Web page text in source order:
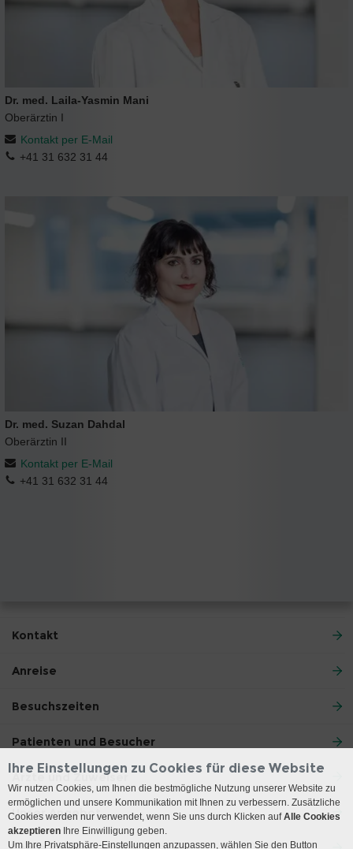
Dr. med. Laila-Yasmin Mani
Oberärztin I
Kontakt per E-Mail
+41 31 632 31 44
Dr. med. Suzan Dahdal
Oberärztin II
Kontakt per E-Mail
+41 31 632 31 44
Kontakt
Anreise
Besuchszeiten
Patienten und Besucher
Ärzte und Zuweiser
Unser Angebot
Ihre Einstellungen zu Cookies für diese Website
Wir nutzen Cookies, um Ihnen die bestmögliche Nutzung unserer Website zu
ermöglichen und unsere Kommunikation mit Ihnen zu verbessern. Zusätzliche
Cookies werden nur verwendet, wenn Sie uns durch Klicken aufAlle Cookies
akzeptieren Ihre Einwilligung geben.
Um Ihre Privatsphäre-Einstellungen anzupassen, wählen Sie den Button